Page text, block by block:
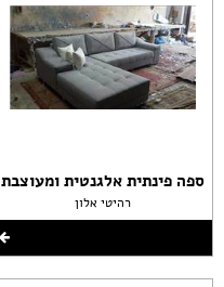
ספה פינתית אלגנטית ומעוצבת
רהיטי אלון